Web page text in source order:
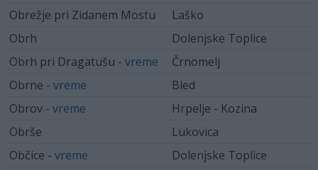
Obrežje pri Zidanem Mostu
Laško
Obrh
Dolenjske Toplice
Obrh pri Dragatušu - vreme
Črnomelj
Obrne - vreme
Bled
Obrov - vreme
Hrpelje - Kozina
Obrše
Lukovica
Občice - vreme
Dolenjske Toplice